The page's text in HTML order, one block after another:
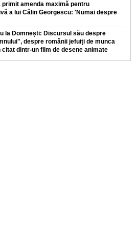
primit amenda maximă pentru
a lui Călin Georgescu: 'Numai despre
la Domnești: Discursul său despre
despre românii jefuiți de munca
citat dintr-un film de desene animate